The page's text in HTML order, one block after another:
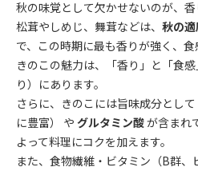
秋の味覚として欠かせないのが、香
松茸やしめじ、舞茸などは、 秋の
で、この時期に最も香りが強く、食
きのこの魅力は、「香り」と「食
り）にあります。
さらに、きのこには旨味成分として
に豊富） や グルタミン酸が含まれ
よって料理にコクを加えます。
また、食物繊維・ビタミン（B群、